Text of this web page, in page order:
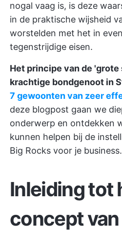
nogal vaag is, is deze
in de praktische wijsheid
worstelden met het in
tegenstrijdige eisen.
Het principe van de
krachtige bondgenoot in
7 gewoonten van zeer
deze blogpost gaan we
onderwerp en ontdekken
kunnen helpen bij de
Big Rocks voor je business.
Inleiding tot
concept